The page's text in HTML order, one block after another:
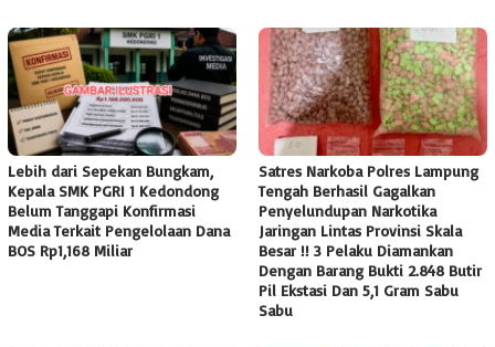
Lebih dari Sepekan Bungkam,
Kepala SMK PGRI 1 Kedondong
Belum Tanggapi Konfirmasi
Media Terkait Pengelolaan Dana
BOS Rp1,168 Miliar
Satres Narkoba Polres Lampung
Tengah Berhasil Gagalkan
Penyelundupan Narkotika
Jaringan Lintas Provinsi Skala
Besar !! 3 Pelaku Diamankan
Dengan Barang Bukti 2.848 Butir
Pil Ekstasi Dan 5,1 Gram Sabu
Sabu